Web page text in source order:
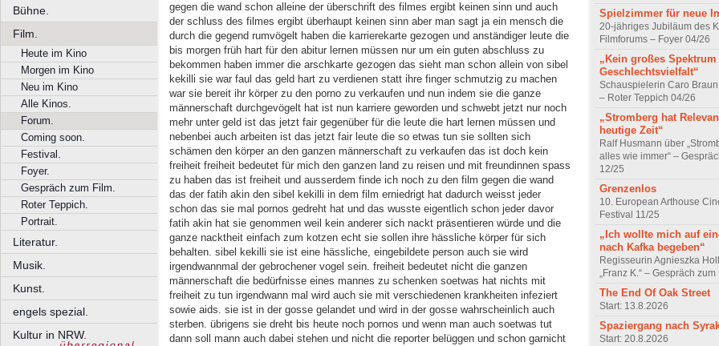
Bühne.
Film.
Heute im Kino
Morgen im Kino
Neu im Kino
Alle Kinos.
Forum.
Coming soon.
Festival.
Foyer.
Gespräch zum Film.
Roter Teppich.
Portrait.
Literatur.
Musik.
Kunst.
engels spezial.
Kultur in NRW.
gegen die wand schon alleine der überschrift des filmes ergibt keinen sinn und auch
der schluss des filmes ergibt überhaupt keinen sinn aber man sagt ja ein mensch die
durch die gegend rumvögelt haben die karrierekarte gezogen und anständiger leute die
bis morgen früh hart für den abitur lernen müssen nur um ein guten abschluss zu
bekommen haben immer die arschkarte gezogen das sieht man schon allein von sibel
kekilli sie war faul das geld hart zu verdienen statt ihre finger schmutzig zu machen
war sie bereit ihr körper zu den porno zu verkaufen und nun indem sie die ganze
männerschaft durchgevögelt hat ist nun karriere geworden und schwebt jetzt nur noch
mehr unter geld ist das jetzt fair gegenüber für die leute die hart lernen müssen und
nebenbei auch arbeiten ist das jetzt fair leute die so etwas tun sie sollten sich
schämen den körper an den ganzen männerschaft zu verkaufen das ist doch kein
freiheit freiheit bedeutet für mich den ganzen land zu reisen und mit freundinnen spass
zu haben das ist freiheit und ausserdem finde ich noch zu den film gegen die wand
das der fatih akin den sibel kekilli in dem film erniedrigt hat dadurch weisst jeder
schon das sie mal pornos gedreht hat und das wusste eigentlich schon jeder davor
fatih akin hat sie genommen weil kein anderer sich nackt präsentieren würde und die
ganze nacktheit einfach zum kotzen echt sie sollen ihre hässliche körper für sich
behalten. sibel kekilli sie ist eine hässliche, eingebildete person auch sie wird
irgendwannmal der gebrochener vogel sein. freiheit bedeutet nicht die ganzen
männerschaft die bedürfnisse eines mannes zu schenken soetwas hat nichts mit
freiheit zu tun irgendwann mal wird auch sie mit verschiedenen krankheiten infeziert
sowie aids. sie ist in der gosse gelandet und wird in der gosse wahrscheinlich auch
sterben. übrigens sie dreht bis heute noch pornos und wenn man auch soetwas tut
dann soll mann auch dabei stehen und nicht die reporter belüggen und schon garnicht
Spielzimmer für neue
20-jähriges Jubiläum des
Filmforums – Foyer 04/26
„Kein großes Spektrum
Geschlechtsvielfalt“
Schauspielerin Caro Braun
– Roter Teppich 04/26
„Stromberg hat
heutige Zeit“
Ralf Husmann über
alles wie immer“ –
12/25
Grenzenlos
10. European Arthouse
Festival 11/25
„Ich wollte mich auf
nach Kafka begeben“
Regisseurin Agnieszka
„Franz K.“ – Gespräch
The End Of Oak Street
Start: 13.8.2026
Spaziergang nach
Start: 20.8.2026